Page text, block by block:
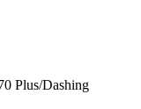
Plus/Dashing